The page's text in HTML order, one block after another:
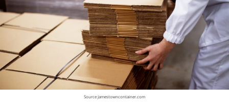
Source Jamestowncontainer.com